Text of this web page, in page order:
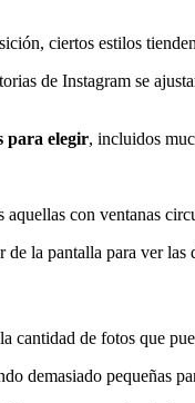
ciertos estilos
de Instagram se
para elegir, incluidos
con ventanas
la pantalla para ver las
cantidad de fotos que
demasiado pequeñas